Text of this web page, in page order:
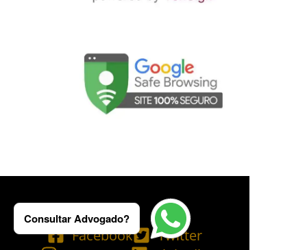
Facebook
Twitter
Consultar Advogado?